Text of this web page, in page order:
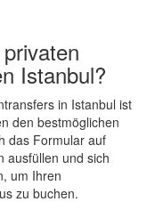
Istanbul?
in Istanbul ist
den bestmöglichen
das Formular auf
ausfüllen und sich
um Ihren
zu buchen.